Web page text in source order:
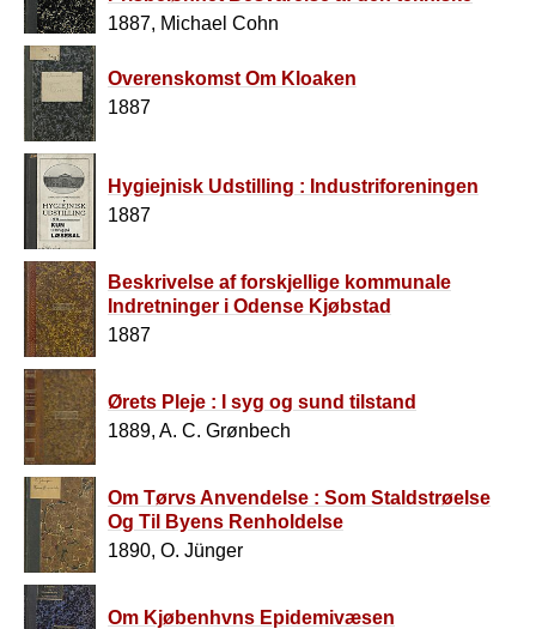
Forenings Prisopgave for 1886
1887, Michael Cohn
Overenskomst Om Kloaken
1887
Hygiejnisk Udstilling : Industriforeningen
1887
Beskrivelse af forskjellige kommunale
Indretninger i Odense Kjøbstad
1887
Ørets Pleje : I syg og sund tilstand
1889, A. C. Grønbech
Om Tørvs Anvendelse : Som Staldstrøelse
Og Til Byens Renholdelse
1890, O. Jünger
Om Kjøbenhvns Epidemivæsen